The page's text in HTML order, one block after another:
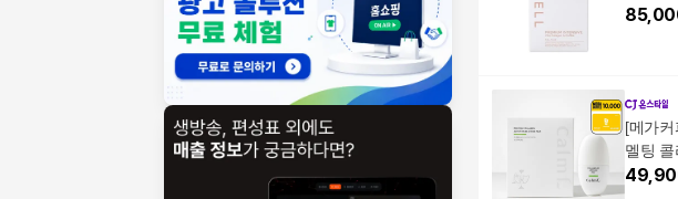
[메가
멜팅 콜
플 미스